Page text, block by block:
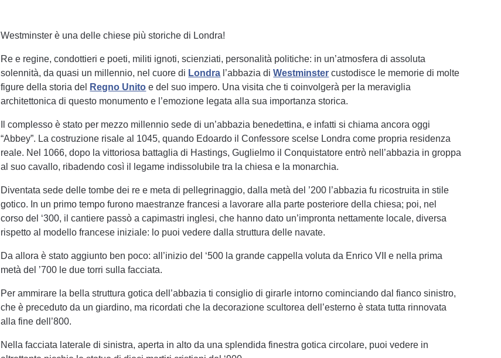
Westminster è una delle chiese più storiche di Londra!
Re e regine, condottieri e poeti, militi ignoti, scienziati, personalità politiche: in un’atmosfera di assoluta
solennità, da quasi un millennio, nel cuore di Londra l’abbazia diWestminster custodisce le memorie di molte
figure della storia del
Regno Unito e del suo impero. Una visita che ti coinvolgerà per la meraviglia
architettonica di questo monumento e l’emozione legata alla sua importanza storica.
Il complesso è stato per mezzo millennio sede di un’abbazia benedettina, e infatti si chiama ancora oggi
“Abbey”. La costruzione risale al 1045, quando Edoardo il Confessore scelse Londra come propria residenza
reale. Nel 1066, dopo la vittoriosa battaglia di Hastings, Guglielmo il Conquistatore entrò nell’abbazia in groppa
al suo cavallo, ribadendo così il legame indissolubile tra la chiesa e la monarchia.
Diventata sede delle tombe dei re e meta di pellegrinaggio, dalla metà del ’200 l’abbazia fu ricostruita in stile
gotico. In un primo tempo furono maestranze francesi a lavorare alla parte posteriore della chiesa; poi, nel
corso del ‘300, il cantiere passò a capimastri inglesi, che hanno dato un’impronta nettamente locale, diversa
rispetto al modello francese iniziale: lo puoi vedere dalla struttura delle navate.
Da allora è stato aggiunto ben poco: all’inizio del ‘500 la grande cappella voluta da Enrico VII e nella prima
metà del ’700 le due torri sulla facciata.
Per ammirare la bella struttura gotica dell’abbazia ti consiglio di girarle intorno cominciando dal fianco sinistro,
che è preceduto da un giardino, ma ricordati che la decorazione scultorea dell’esterno è stata tutta rinnovata
alla fine dell’800.
Nella facciata laterale di sinistra, aperta in alto da una splendida finestra gotica circolare, puoi vedere in